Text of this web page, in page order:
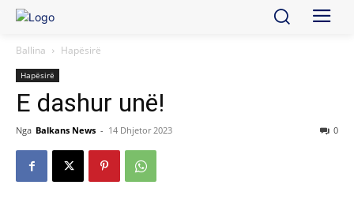
Ballina Hapësirë
Hapësirë
E dashur unë!
Nga Balkans News - 14 Dhjetor 2023 0